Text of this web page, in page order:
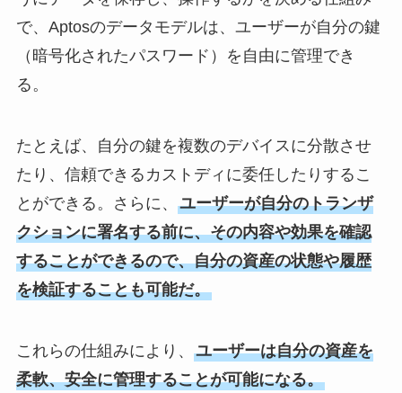
で、Aptosのデータモデルは、ユーザーが自分の鍵
（暗号化されたパスワード）を自由に管理でき
る。
たとえば、自分の鍵を複数のデバイスに分散させ
たり、信頼できるカストディに委任したりするこ
とができる。さらに、 ユーザーが自分のトランザ
クションに署名する前に、その内容や効果を確認
することができるので、自分の資産の状態や履歴
を検証することも可能だ。
これらの仕組みにより、 ユーザーは自分の資産を
柔軟、安全に管理することが可能になる。